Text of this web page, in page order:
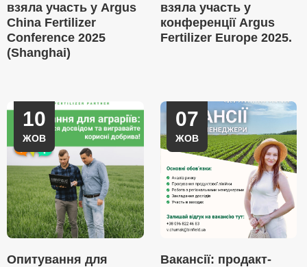
взяла участь у Argus
China Fertilizer
Conference 2025
(Shanghai)
взяла участь у
конференції Argus
Fertilizer Europe 2025.
10
ЖОВ
Опитування для
07
ЖОВ
Вакансії: продакт-